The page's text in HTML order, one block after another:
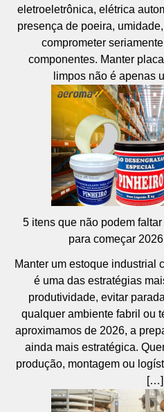
eletroeletrônica, elétrica
presença de poeira,
comprometer
componentes. Manter
limpos não é apenas
5 itens que não podem
para começar
Manter um estoque industrial
é uma das estratégias
produtividade, evitar
qualquer ambiente fabril ou
aproximamos de 2026, a
ainda mais estratégica.
produção, montagem ou
[…]